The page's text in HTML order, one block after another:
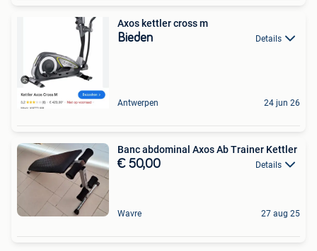
Axos kettler cross m
Bieden Details
Antwerpen 24 jun 26
Banc abdominal Axos Ab Trainer Kettler
€ 50,00 Details
Wavre 27 aug 25